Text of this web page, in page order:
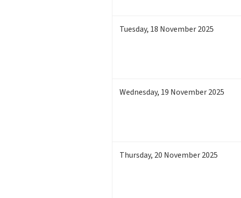
Tuesday, 18 November 2025
Wednesday, 19 November 2025
Thursday, 20 November 2025